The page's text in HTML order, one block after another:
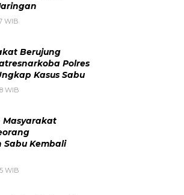
WIB
Berujung
Polres
Kasus Sabu
WIB
Masyarakat
Kembali
WIB